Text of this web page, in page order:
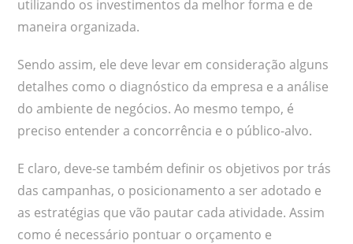
utilizando os investimentos da melhor forma e de
maneira organizada.
Sendo assim, ele deve levar em consideração alguns
detalhes como o diagnóstico da empresa e a análise
do ambiente de negócios. Ao mesmo tempo, é
preciso entender a concorrência e o público-alvo.
E claro, deve-se também definir os objetivos por trás
das campanhas, o posicionamento a ser adotado e
as estratégias que vão pautar cada atividade. Assim
como é necessário pontuar o orçamento e